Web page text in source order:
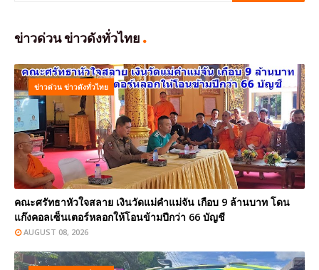
ข่าวด่วน ข่าวดังทั่วไทย
ข่าวด่วน ข่าวดังทั่วไทย
คณะศรัทธาหัวใจสลาย เงินวัดแม่คำแม่จัน เกือบ 9 ล้านบาท โดน
แก๊งคอลเซ็นเตอร์หลอกให้โอนข้ามปีกว่า 66 บัญชี
AUGUST 08, 2026